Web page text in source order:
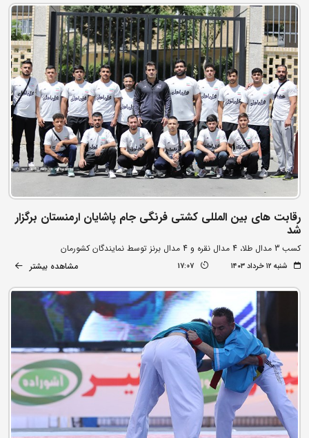
رقابت های بین المللی کشتی فرنگی جام پاشایان ارمنستان برگزار
شد
کسب 3 مدال طلا، 4 مدال نقره و 4 مدال برنز توسط نمایندگان کشورمان
شنبه ۱۲ خرداد ۱۴۰۳ 17:07 مشاهده بیشتر